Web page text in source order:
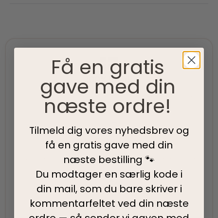
100% Dansk
100% danskejet virksomhed med hjerte og passion.
Vi værner om vores lokale rødder
Hurtig levering
95% af alle ordrer pakkes og afsendes samme dag
som du bestiller.
5-Stjernet kundeservice
Få en gratis
gave med din
næste ordre!
Tilmeld dig vores nyhedsbrev og
få en gratis gave med din
næste bestilling 🐾
Du modtager en særlig kode i
din mail, som du bare skriver i
kommentarfeltet ved din næste